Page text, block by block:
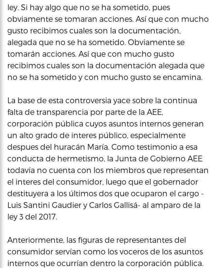
ley. Si hay algo que no se ha sometido, pues
obviamente se tomaran acciones. Así que con mucho
gusto recibimos cuales son la documentación,
alegada que no se ha sometido. Obviamente se
tomarán acciones. Así que con mucho gusto
recibimos cuales son la documentación alegada que
no se ha sometido y con mucho gusto se encamina.
La base de esta controversia yace sobre la continua
falta de transparencia por parte de la AEE,
corporación pública cuyos asuntos internos generan
un alto grado de interes público, especialmente
despues del huracán María. Como testimonio a esa
conducta de hermetismo, la Junta de Gobierno AEE
todavía no cuenta con los miembros que representan
el interes del consumidor, luego que el gobernador
destituyera a los últimos dos que ocuparon el cargo -
Luis Santini Gaudier y Carlos Gallisá- al amparo de la
ley 3 del 2017.
Anteriormente, las figuras de representantes del
consumidor servían como los voceros de los asuntos
internos que ocurrían dentro la corporación pública.